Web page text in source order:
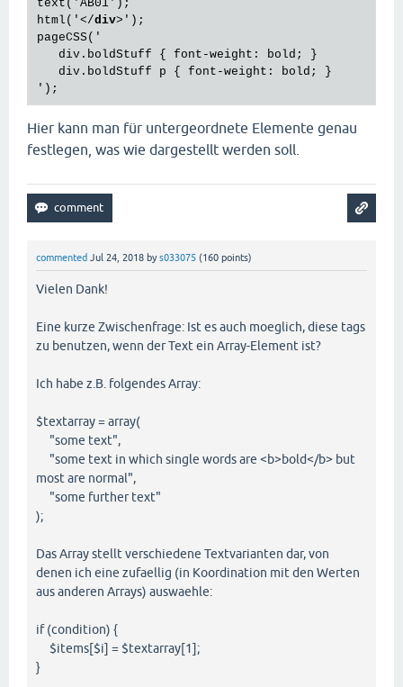
text('AB01');
html(' </div> ');
pageCSS('
   div.boldStuff { font-weight: bold; }
   div.boldStuff p { font-weight: bold; }
Hier kann man für untergeordnete Elemente genau
festlegen, was wie dargestellt werden soll.
commented Jul 24, 2018 bys033075 (160 points)
Vielen Dank!
Eine kurze Zwischenfrage: Ist es auch moeglich, diese tags
zu benutzen, wenn der Text ein Array-Element ist?
Ich habe z.B. folgendes Array:
$textarray = array(
"some text",
"some text in which single words are <b>bold</b> but
most are normal",
"some further text"
);
Das Array stellt verschiedene Textvarianten dar, von
denen ich eine zufaellig (in Koordination mit den Werten
aus anderen Arrays) auswaehle:
if (condition) {
$items[$i] = $textarray[1];
}